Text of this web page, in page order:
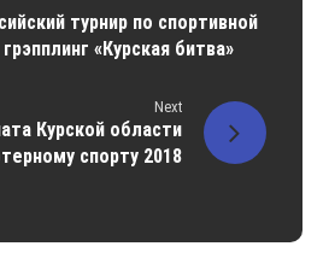
турнир по спортивной
«Курская битва»
Next
Курской области
спорту 2018